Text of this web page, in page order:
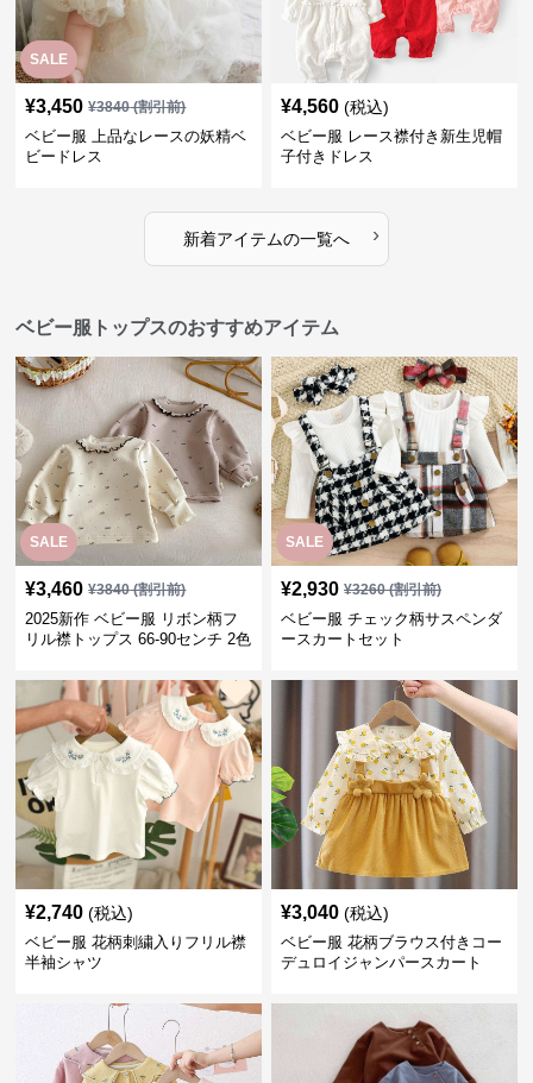
SALE
¥3,450 ¥3840(割引前)
ベビー服 上品なレースの妖精ベ
ビードレス
¥4,560 (税込)
ベビー服 レース襟付き新生児帽
子付きドレス
新着アイテムの一覧へ ›
ベビー服トップスのおすすめアイテム
SALE
¥3,460 ¥3840(割引前)
2025新作 ベビー服 リボン柄フ
リル襟トップス 66-90センチ 2色
SALE
¥2,930 ¥3260(割引前)
ベビー服 チェック柄サスペンダ
ースカートセット
¥2,740 (税込)
ベビー服 花柄刺繍入りフリル襟
半袖シャツ
¥3,040 (税込)
ベビー服 花柄ブラウス付きコー
デュロイジャンパースカート